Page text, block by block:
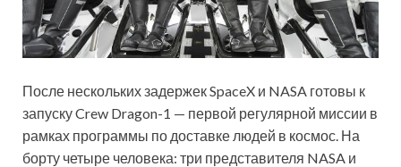
После нескольких задержек SpaceX и NASA готовы к
запуску Crew Dragon-1 — первой регулярной миссии в
рамках программы по доставке людей в космос. На
борту четыре человека: три представителя NASA и